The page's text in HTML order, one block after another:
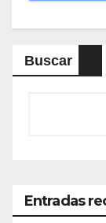
Buscar
Entradas